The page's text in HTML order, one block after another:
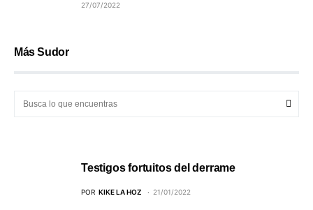
27/07/2022
Más Sudor
Testigos fortuitos del derrame
POR KIKE LA HOZ 21/01/2022